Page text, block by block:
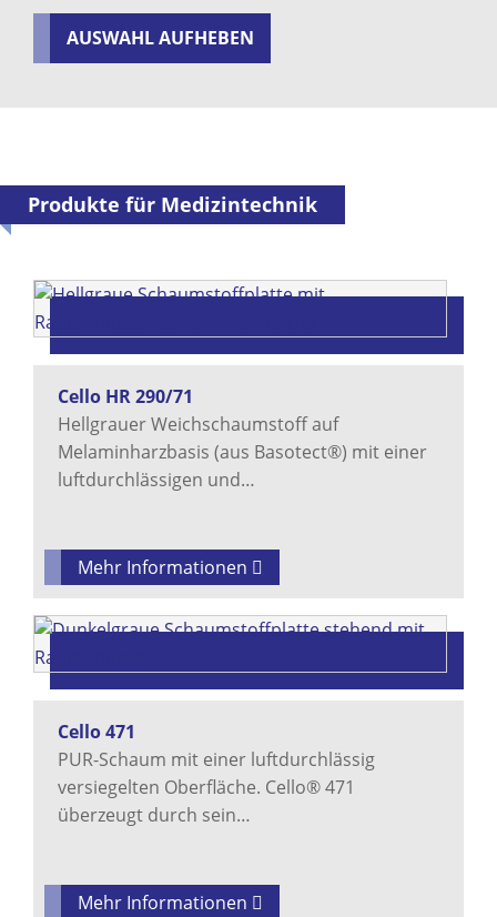
AUSWAHL AUFHEBEN
Produkte für Medizintechnik
Cello HR 290/71
Hellgrauer Weichschaumstoff auf
Melaminharzbasis (aus Basotect®) mit einer
luftdurchlässigen und…
Mehr Informationen
Cello 471
PUR-Schaum mit einer luftdurchlässig
versiegelten Oberfläche. Cello® 471
überzeugt durch sein…
Mehr Informationen